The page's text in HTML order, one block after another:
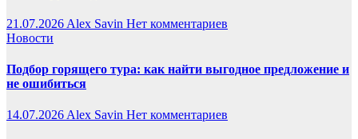
21.07.2026 Alex Savin Нет комментариев
Новости
Подбор горящего тура: как найти выгодное предложение и
не ошибиться
14.07.2026Alex Savin Нет комментариев